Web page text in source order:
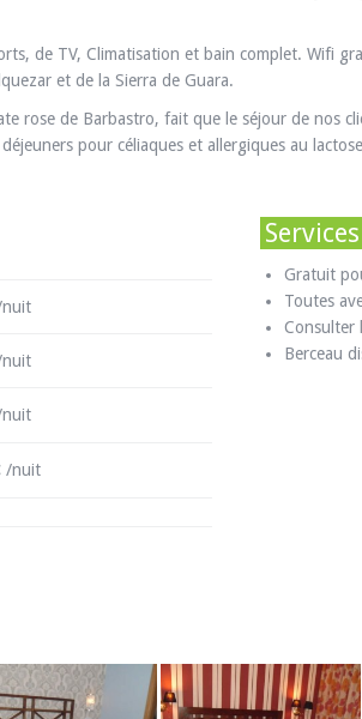
de TV, Climatisation et bain complet. Wifi
et de la Sierra de Guara.
rose de Barbastro, fait que le séjour de nos
pour céliaques et allergiques au
/nuit
Services
Gratuit
Toutes
Consulter
Berceau